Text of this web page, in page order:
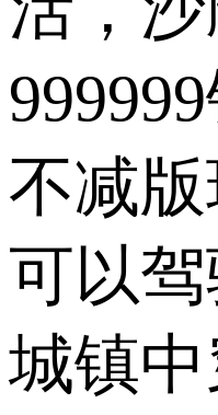
不减
可以
城镇